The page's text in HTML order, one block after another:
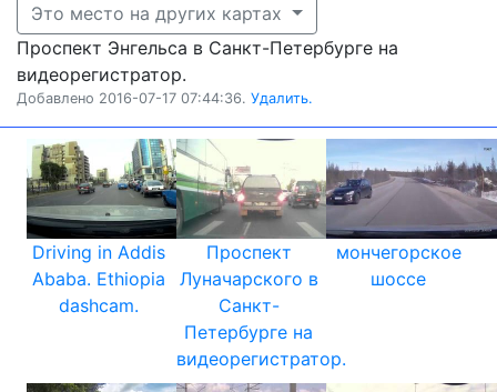
Это место на других картах
Проспект Энгельса в Санкт-Петербурге на
видеорегистратор.
Добавлено 2016-07-17 07:44:36. Удалить.
Driving in Addis
Ababa. Ethiopia
dashcam.
Проспект
Луначарского в
Санкт-
Петербурге на
видеорегистратор.
мончегорское
шоссе